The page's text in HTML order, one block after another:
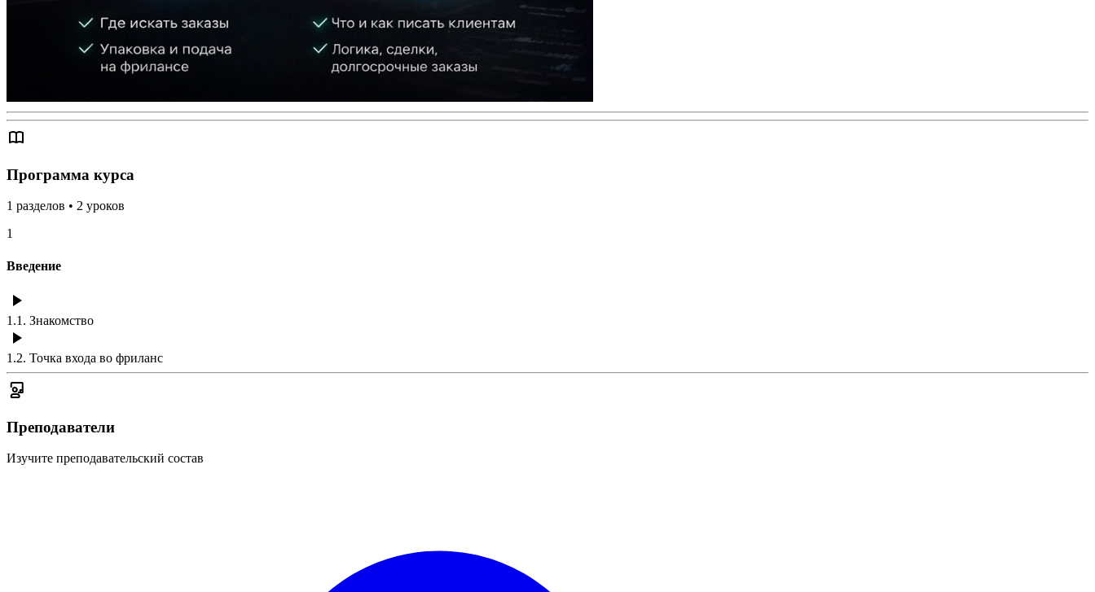
Программа курса
1 разделов • 2 уроков
1
Введение
1.1 . Знакомство
1.2. Точка входа во фриланс
Преподаватели
Изучите преподавательский состав